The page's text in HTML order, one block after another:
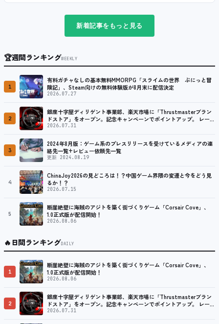
新着記事をもっと見る
🏆週間ランキングWEEKLY
1
有料ガチャなしの基本無料MMORPG「スライムの世界 ぷにっと冒
険記」、Steam向けの無料体験版が8月末に配信決定
2026.07.27
2
銀座十字屋ディリゲント事業部、楽天市場に「Thrustmasterブラン
ドストア」をオープン。記念キャンペーンでポイントアップ。 レーシ
ング／フライトシム向けコントローラーを中心に、幅広くラインナッ
2026.07.31
3
2024年8月版：ゲーム系のプレスリリースを受けているメディアの連
絡先一覧+レビュー依頼先一覧
更新 2024.08.19
4
ChinaJoy2026の見どころは！？中国ゲーム界隈の変遷と今をどう見
るか！？
2026.07.15
5
断崖絶壁に海賊のアジトを築く街づくりゲーム「Corsair Cove」、
1.0正式版が配信開始！
2026.08.06
🔥日間ランキングDAILY
1
断崖絶壁に海賊のアジトを築く街づくりゲーム「Corsair Cove」、
1.0正式版が配信開始！
2026.08.06
2
銀座十字屋ディリゲント事業部、楽天市場に「Thrustmasterブラン
ドストア」をオープン。記念キャンペーンでポイントアップ。 レーシ
ング／フライトシム向けコントローラーを中心に、幅広くラインナッ
2026.07.31